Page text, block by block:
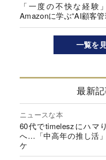
「一度の不快な経
Amazonに学ぶ“AI顧客管
一覧を
最新
ニュースな本
60代でtimeleszにハマ
へ…「中高年の推し活
ケ